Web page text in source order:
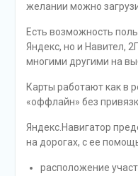
желании можно
Есть возможность
Яндекс, но и Навител,
многими другими на
Карты работают как в
«оффлайн» без
Яндекс.Навигатор
на дорогах, с ее
расположение